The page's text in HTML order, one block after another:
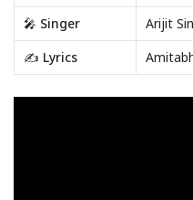
🎤 Singer
Arijit
✍️ Lyrics